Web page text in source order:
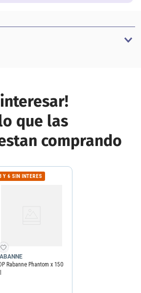
que las
comprando
Y 6 SIN INTERES
Rabanne Phantom x 150